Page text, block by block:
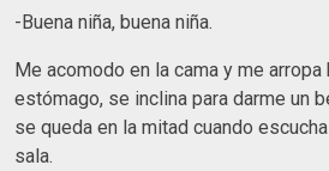
-Buena niña, buena niña.
Me acomodo en la cama y me
estómago, se inclina para darme un
se queda en la mitad cuando
sala.